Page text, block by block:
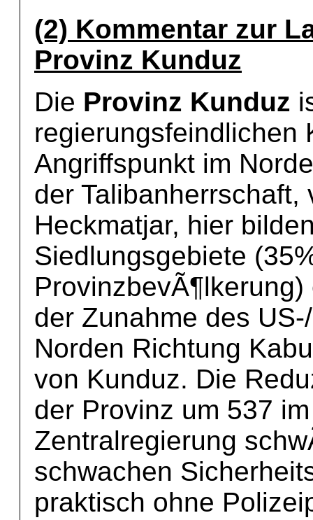
(2) Kommentar zur
Provinz Kunduz
Die Provinz Kunduz
regierungsfeindlichen
Angriffspunkt im
der Talibanherrschaft,
Heckmatjar, hier
Siedlungsgebiete
der Zunahme des
Norden Richtung
von Kunduz. Die
der Provinz um 537
Zentralregierung
schwachen
praktisch ohne